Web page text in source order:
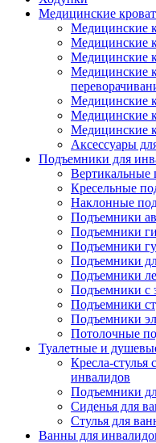
Медицинские
Медицинские
Медицинские
Медицинские
Медицинские
Медицинские
Медицинские
Медицинские
Аксессуары
Подъемники для
Вертикальные
Кресельные
Наклонные
Подъемники
Подъемники
Подъемники
Подъемники
Подъемники
Подъемники с
Подъемники
Подъемники
Потолочные
Туалетные и
Кресла-
инвалидов
Подъемники
Сиденья для
Стулья для
Ванны для